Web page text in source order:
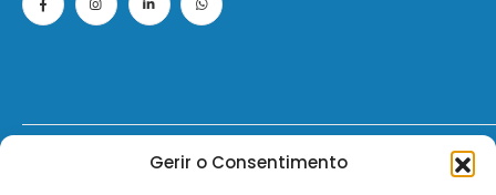
Gerir o Consentimento
© 2026 - ElectroMatos - Todos os direitos reservados.